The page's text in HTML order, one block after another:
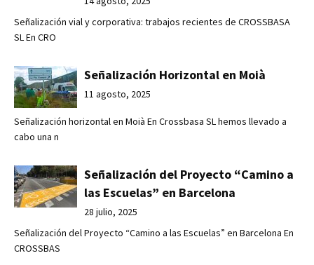
Señalización vial y corporativa: trabajos recientes de CROSSBASA
SL En CRO
Señalización Horizontal en Moià
11 agosto, 2025
Señalización horizontal en Moià En Crossbasa SL hemos llevado a
cabo una n
Señalización del Proyecto “Camino a
las Escuelas” en Barcelona
28 julio, 2025
Señalización del Proyecto “Camino a las Escuelas” en Barcelona En
CROSSBAS